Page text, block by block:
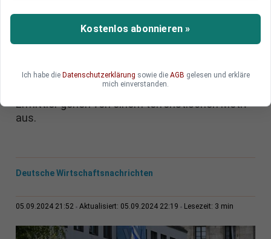
Polizei in München
In der Nähe des israelischen Generalkonsulats
und des NS-Dokuzentrums in der Münchner
bewaffneten Mann. Es kommt zum
Schusswechsel und der Verdächtige stirbt.
Ermittler gehen von einem terroristischen Motiv
aus.
Deutsche Wirtschaftsnachrichten
05.09.2024 21:52 Aktualisiert: 05.09.2024 22:19 Lesezeit: 3 min
Kostenlos abonnieren »
Ich habe die Datenschutzerklärung sowie die AGB gelesen und erkläre
mich einverstanden.